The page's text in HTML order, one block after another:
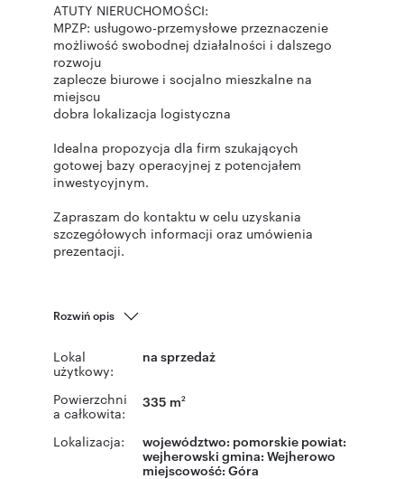
ATUTY NIERUCHOMOŚCI:
MPZP: usługowo-przemysłowe przeznaczenie
możliwość swobodnej działalności i dalszego
rozwoju
zaplecze biurowe i socjalno mieszkalne na
miejscu
dobra lokalizacja logistyczna
Idealna propozycja dla firm szukających
gotowej bazy operacyjnej z potencjałem
inwestycyjnym.
Zapraszam do kontaktu w celu uzyskania
szczegółowych informacji oraz umówienia
prezentacji.
Rozwiń opis
Lokal
użytkowy:
na sprzedaż
Powierzchni
a całkowita:
335 m2
Lokalizacja: województwo: pomorskie powiat:
wejherowski gmina: Wejherowo
miejscowość:Góra